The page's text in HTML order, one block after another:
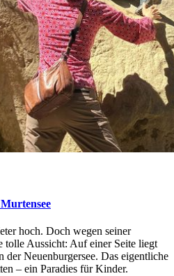
hoch. Doch wegen seiner
tolle Aussicht: Auf einer Seite liegt
der Neuenburgersee. Das eigentliche
– ein Paradies für Kinder.